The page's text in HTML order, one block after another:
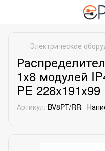
Электрическое
1x8 модулей
PE
Артикул: BV8PT/RR